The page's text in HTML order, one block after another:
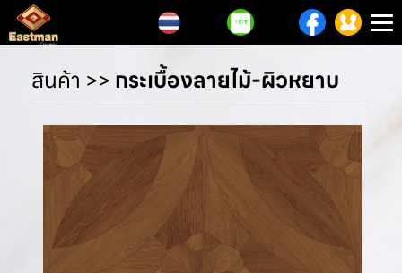
สินค้า >>กระเบื้องลายไม้-ผิวหยาบ